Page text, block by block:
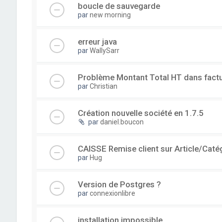
boucle de sauvegarde
parnew morning
erreur java
parWallySarr
Problème Montant Total HT dans
parChristian
Création nouvelle société en 1.7.5
pardaniel.boucon
CAISSE Remise client sur Article/
par Hug
Version de Postgres ?
parconnexionlibre
installation impossible